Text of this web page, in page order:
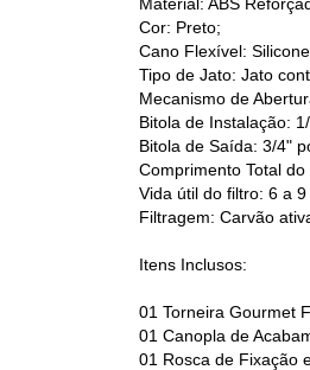
Cor: Preto;
Cano Flexível:
Tipo de Jato: Jato
Mecanismo de
Bitola de Instalação:
Bitola de Saída: 3/4"
Comprimento Total
Vida útil do filtro: 6 a
Filtragem: Carvão
Itens Inclusos:
01 Torneira Gourmet
01 Canopla de
01 Rosca de Fixação